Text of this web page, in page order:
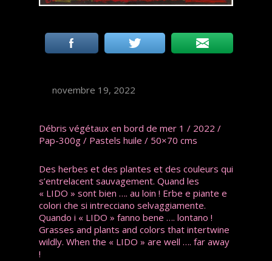
novembre 19, 2022
Débris végétaux en bord de mer 1 / 2022 /
Pap-300g / Pastels huile / 50×70 cms
Des herbes et des plantes et des couleurs qui
s’entrelacent sauvagement. Quand les
« LIDO » sont bien …. au loin ! Erbe e piante e
colori che si intrecciano selvaggiamente.
Quando i « LIDO » fanno bene …. lontano !
Grasses and plants and colors that intertwine
wildly. When the « LIDO » are well …. far away
!